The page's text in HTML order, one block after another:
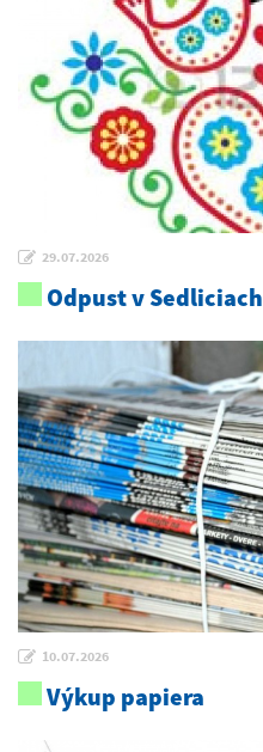
29.07.2026
Odpust v Sedliciach
10.07.2026
Výkup papiera